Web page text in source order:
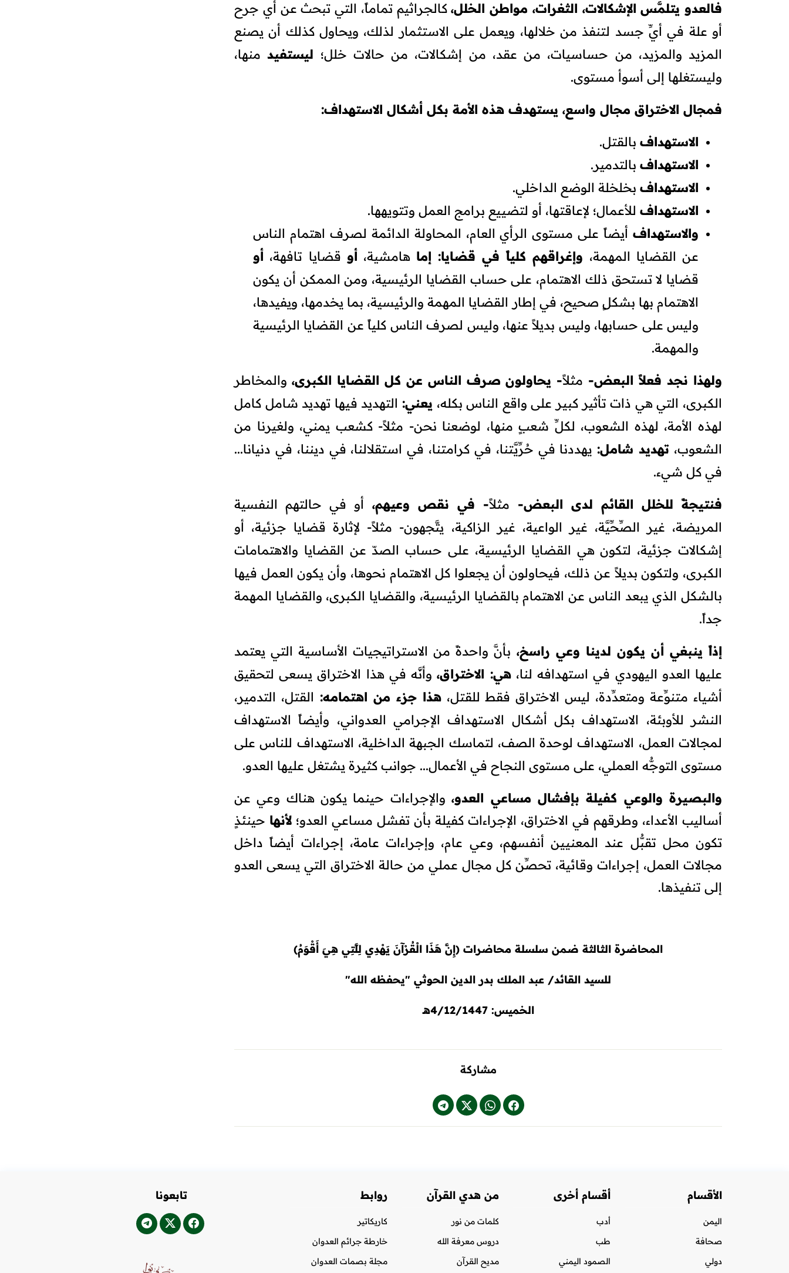
فالعدو يتلمَّس الإشكالات، الثغرات، مواطن الخلل،كالجراثيم تماماً، التي تبحث عن أي جرح
أو علة في أيِّ جسد لتنفذ من خلالها، ويعمل على الاستثمار لذلك، ويحاول كذلك أن يصنع
المزيد والمزيد، من حساسيات، من عقد، من إشكالات، من حالات خلل؛ ليستفيدمنها،
وليستغلها إلى أسوأ مستوى.
فمجال الاختراق مجال واسع، يستهدف هذه الأمة بكل أشكال الاستهداف:
الاستهداف بالقتل.
الاستهداف بالتدمير.
الاستهداف بخلخلة الوضع الداخلي.
الاستهداف للأعمال؛ لإعاقتها، أو لتضييع برامج العمل وتتويهها.
والاستهداف أيضاً على مستوى الرأي العام، المحاولة الدائمة لصرف اهتمام الناس
عن القضايا المهمة، وإغراقهم كلياً في قضايا: إما هامشية،أو قضايا تافهة، أو
قضايا لا تستحق ذلك الاهتمام، على حساب القضايا الرئيسية، ومن الممكن أن يكون
الاهتمام بها بشكلٍ صحيح، في إطار القضايا المهمة والرئيسية، بما يخدمها، ويفيدها،
وليس على حسابها، وليس بديلاً عنها، وليس لصرف الناس كلياً عن القضايا الرئيسية
والمهمة.
ولهذا نجد فعلاً البعض- مثلاً- يحاولون صرف الناس عن كل القضايا الكبرى، والمخاطر
الكبرى، التي هي ذات تأثير كبير على واقع الناس بكله، يعني: التهديد فيها تهديد شامل كامل
لهذه الأمة، لهذه الشعوب، لكلِّ شعبٍ منها، لوضعنا نحن- مثلاً- كشعب يمني، ولغيرنا من
الشعوب، تهديد شامل: يهددنا في حُرِّيَّتنا، في كرامتنا، في استقلالنا، في ديننا، في دنيانا...
في كل شيء.
فنتيجةً للخلل القائم لدى البعض- مثلاً- في نقص وعيهم، أو في حالتهم النفسية
المريضة، غير الصِّحِّيَّة، غير الواعية، غير الزاكية، يتَّجهون- مثلاً- لإثارة قضايا جزئية، أو
إشكالات جزئية، لتكون هي القضايا الرئيسية، على حساب الصدّ عن القضايا والاهتمامات
الكبرى، ولتكون بديلاً عن ذلك، فيحاولون أن يجعلوا كل الاهتمام نحوها، وأن يكون العمل فيها
بالشكل الذي يبعد الناس عن الاهتمام بالقضايا الرئيسية، والقضايا الكبرى، والقضايا المهمة
جداً.
إذاً ينبغي أن يكون لدينا وعي راسخ، بأنَّ واحدةً من الاستراتيجيات الأساسية التي يعتمد
عليها العدو اليهودي في استهدافه لنا،هي: الاختراق،وأنَّه في هذا الاختراق يسعى لتحقيق
أشياء متنوِّعة ومتعدِّدة، ليس الاختراق فقط للقتل،هذا جزء من اهتمامه: القتل، التدمير،
النشر للأوبئة، الاستهداف بكل أشكال الاستهداف الإجرامي العدواني، وأيضاً الاستهداف
لمجالات العمل، الاستهداف لوحدة الصف، لتماسك الجبهة الداخلية، الاستهداف للناس على
مستوى التوجُّه العملي، على مستوى النجاح في الأعمال... جوانب كثيرة يشتغل عليها العدو.
والبصيرة والوعي كفيلة بإفشال مساعي العدو،والإجراءات حينما يكون هناك وعي عن
أساليب الأعداء، وطرقهم في الاختراق، الإجراءات كفيلة بأن تفشل مساعي العدو؛ لأنها حينئذٍ
تكون محل تقبُّل عند المعنيين أنفسهم، وعي عام، وإجراءات عامة، إجراءات أيضاً داخل
مجالات العمل، إجراءات وقائية، تحصِّن كل مجال عملي من حالة الاختراق التي يسعى العدو
إلى تنفيذها.
المحاضرة الثالثة ضمن سلسلة محاضرات (إِنَّ هَذَا الْقُرْآنَ يَهْدِي لِلَّتِي هِيَ أَقْوَمُ)
للسيد القائد/ عبد الملك بدر الدين الحوثي "يحفظه الله"
الخميس: 4/12/1447هـ
مشاركة
الأقسام
اليمن
صحافة
دولي
أقسام أخرى
أدب
طب
الصمود اليمني
من هدي القرآن
كلمات من نور
دروس معرفة الله
مديح القرآن
روابط
كاريكاتير
خارطة جرائم العدوان
مجلة بصمات العدوان
تابعونا